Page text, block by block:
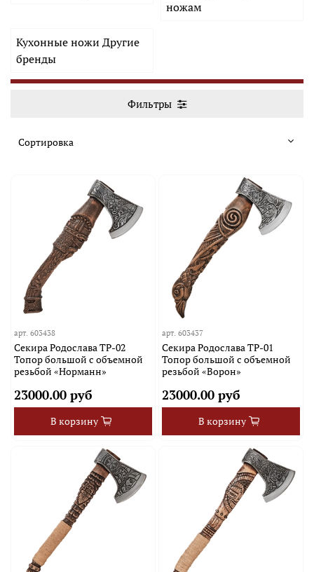
ножам
Кухонные ножи Другие
бренды
Фильтры
арт.603438
Секира Родослава TP-02
Топор большой с объемной
резьбой «Норманн»
23000.00 руб
В корзину
арт. 603437
Секира Родослава TP-01
Топор большой с объемной
резьбой «Ворон»
23000.00 руб
В корзину